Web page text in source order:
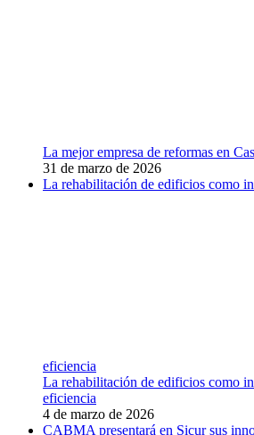
La mejor empresa de reformas en
31 de marzo de 2026
La rehabilitación de edificios como
eficiencia
La rehabilitación de edificios como
eficiencia
4 de marzo de 2026
CABMA presentará en Sicur sus